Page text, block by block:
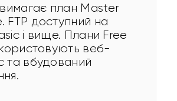
план Master
FTP доступний на
і вище. Плани Free
веб-
та вбудований